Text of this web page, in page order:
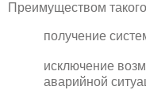
Преимуществом
получение
исключение
аварийной